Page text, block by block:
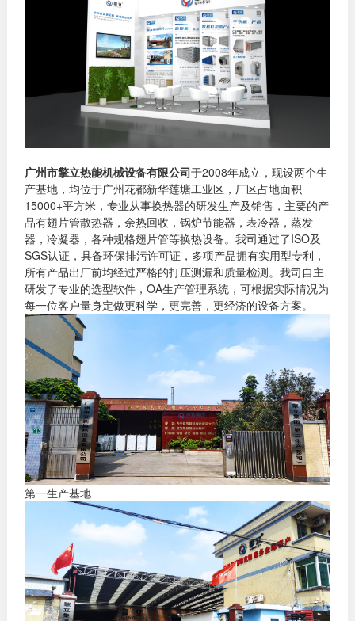
广州市擎立热能机械设备有限公司于2008年成立，现设两个生
产基地，均位于广州花都新华莲塘工业区，厂区占地面积
15000+平方米，专业从事换热器的研发生产及销售，主要的产
品有翅片管散热器，余热回收，锅炉节能器，表冷器，蒸发
器，冷凝器，各种规格翅片管等换热设备。我司通过了ISO及
SGS认证，具备环保排污许可证，多项产品拥有实用型专利，
所有产品出厂前均经过严格的打压测漏和质量检测。我司自主
研发了专业的选型软件，OA生产管理系统，可根据实际情况为
每一位客户量身定做更科学，更完善，更经济的设备方案。
第一生产基地